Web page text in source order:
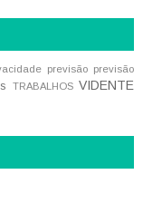
previsão previsão
TRABALHOS VIDENTE